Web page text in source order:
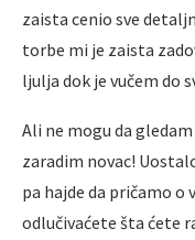
zaista cenio sve
torbe mi je zaista
ljulja dok je vučem do
Ali ne mogu da
zaradim novac!
pa hajde da pričamo o
odlučivaćete šta ćete